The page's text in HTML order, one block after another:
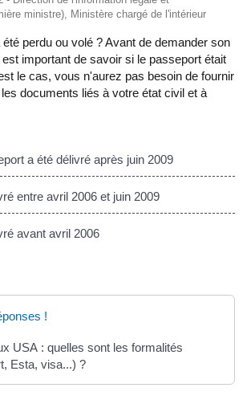
ministre), Ministère chargé de l'intérieur
perdu ou volé ? Avant de demander son
important de savoir si le passeport était
le cas, vous n'aurez pas besoin de fournir
documents liés à votre état civil et à
a été délivré après juin 2009
entre avril 2006 et juin 2009
avant avril 2006
!
USA : quelles sont les formalités
Esta, visa...) ?